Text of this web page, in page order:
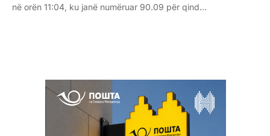
në orën 11:04, ku janë numëruar 90.09 për qind…